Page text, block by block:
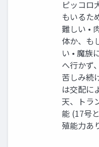
ピッコロ
もいるた
難しい •
体か、も
い • 魔族
へ行かず
苦しみ続
は交配に
天、トラ
能 (17号
殖能力あ